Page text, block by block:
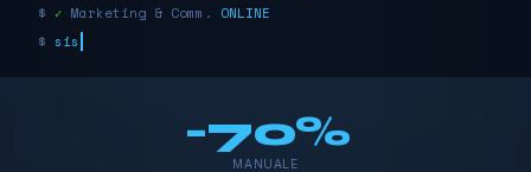
$ ✓ Marketing & Comm. ONLINE
$ gestionale.deploy
-70%
MANUALE